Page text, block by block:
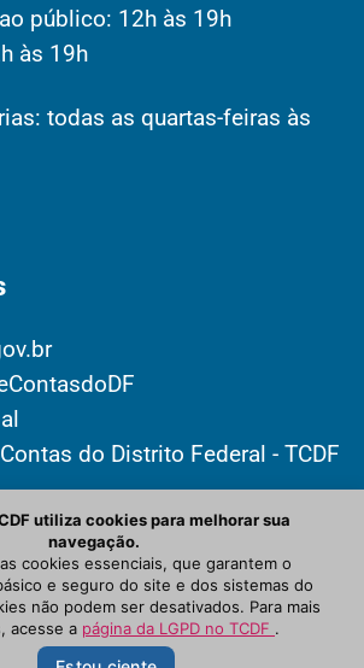
público: 12h às 19h
às 19h
todas as quartas-feiras às
do Distrito Federal - TCDF
WordPress Theme by TagDiv
utiliza cookies para melhorar sua
navegação.
cookies essenciais, que garantem o
e seguro do site e dos sistemas do
não podem ser desativados. Para mais
acesse a página da LGPD no TCDF .